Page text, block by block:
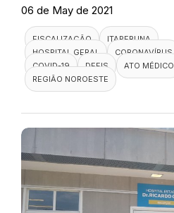
06 de May de 2021
FISCALIZAÇÃO
ITAPERUNA
HOSPITAL GERAL
CORONAVÍRUS
COVID-19
DEFIS
ATO MÉDICO
REGIÃO NOROESTE